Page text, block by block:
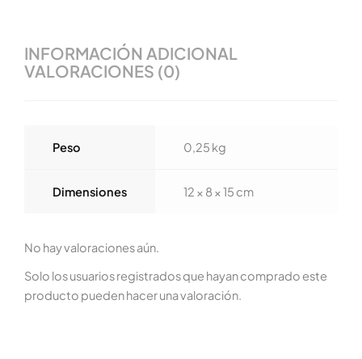
INFORMACIÓN ADICIONAL
VALORACIONES (0)
Peso 0,25 kg
Dimensiones 12 × 8 × 15 cm
No hay valoraciones aún.
Solo los usuarios registrados que hayan comprado este
producto pueden hacer una valoración.